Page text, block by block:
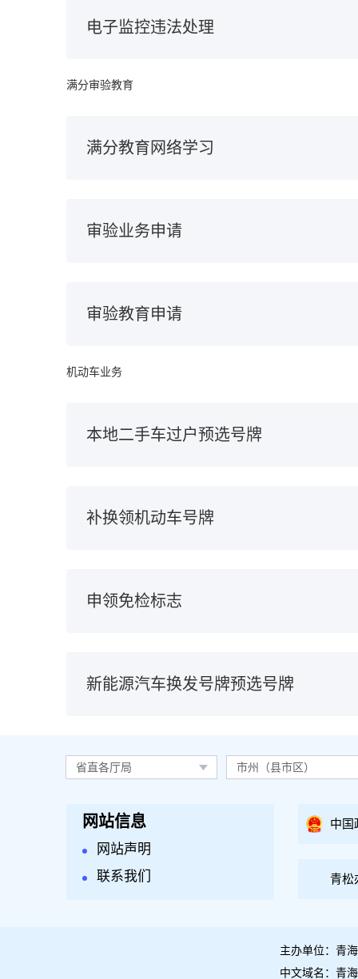
电子监控违法处理
满分审验教育
满分教育网络学习
审验业务申请
审验教育申请
机动车业务
本地二手车过户预选号牌
补换领机动车号牌
申领免检标志
新能源汽车换发号牌预选号牌
省直各厅局 市州（县市区）
网站信息
网站声明
联系我们
中国
青松
主办单位：青
中文域名：青